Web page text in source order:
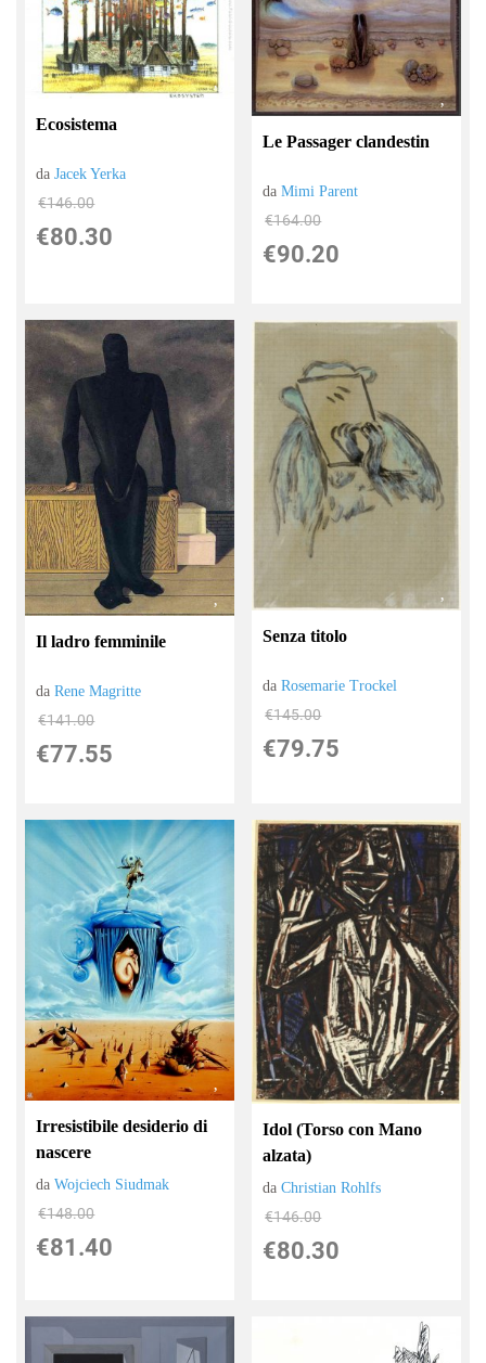
Ecosistema
daJacek Yerka
€146.00
€80.30
Le Passager clandestin
daMimi Parent
€164.00
€90.20
Il ladro femminile
daRene Magritte
€141.00
€77.55
Senza titolo
daRosemarie Trockel
€145.00
€79.75
Irresistibile desiderio di
nascere
daWojciech Siudmak
€148.00
€81.40
Idol (Torso con Mano
alzata)
daChristian Rohlfs
€146.00
€80.30